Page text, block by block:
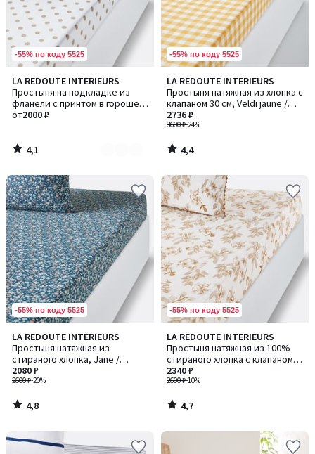
-55% по коду 5525
LA REDOUTE INTERIEURS
Простыня на подкладке из
фланели с принтом в горошек,
Clarisse / Кларисс
от2000 ₽
4,1
/ 5
Количество
цветов:
3
4,1
/
-55% по коду 5525
LA REDOUTE INTERIEURS
Простыня натяжная из хлопка с
клапаном 30 см, Veldi jaune /
Вельди жан
3600 ₽-24%
2736 ₽
4,4
/ 5
4,4
/
-55% по коду 5525
LA REDOUTE INTERIEURS
Простыня натяжная из
стираного хлопка, Jane /
Джейн
2600 ₽-20%
2080 ₽
4,8
/ 5
4,8
/
-55% по коду 5525
LA REDOUTE INTERIEURS
Простыня натяжная из 100%
стираного хлопка с клапаном
30 см, Granadille / Гранадиль
2600 ₽-10%
2340 ₽
4,7
/ 5
4,7
/